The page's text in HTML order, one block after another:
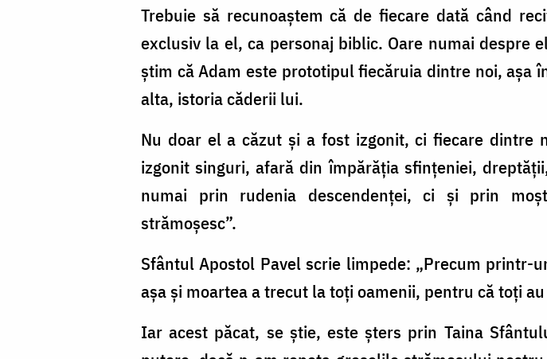
Trebuie să recunoaştem că de fiecare dată când
exclusiv la el, ca personaj biblic. Oare numai despre
ştim că Adam este prototipul fiecăruia dintre noi, aşa
alta, istoria căderii lui.
Nu doar el a căzut şi a fost izgonit, ci fiecare dintre
izgonit singuri, afară din împărăţia sfinţeniei,
numai prin rudenia descendenţei, ci şi prin
strămoşesc”.
Sfântul Apostol Pavel scrie limpede: „Precum
aşa şi moartea a trecut la toţi oamenii, pentru că toţi
Iar acest păcat, se ştie, este şters prin Taina